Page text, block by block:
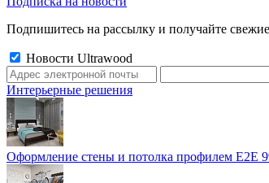
Подпишитесь на рассылку и получайте
Новости Ultrawood
Интерьерные решения
Оформление стены и потолка профилем E2E